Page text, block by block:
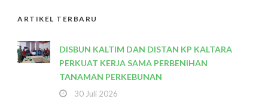
ARTIKEL TERBARU
DISBUN KALTIM DAN DISTAN KP KALTARA
PERKUAT KERJA SAMA PERBENIHAN
TANAMAN PERKEBUNAN
30 Juli 2026